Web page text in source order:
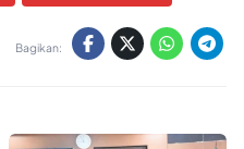
Bagikan: